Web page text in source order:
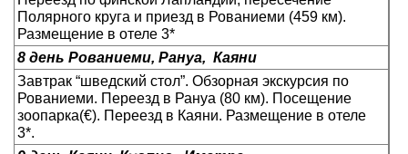
Полярного круга и приезд в Рованиеми (459 км).
Размещение в отеле 3*
8 день Рованиеми, Рануа, Каяни
Завтрак “шведский стол”. Обзорная экскурсия по
Рованиеми. Переезд в Рануа (80 км). Посещение
зоопарка(€). Переезд в Каяни. Размещение в отеле
3*.